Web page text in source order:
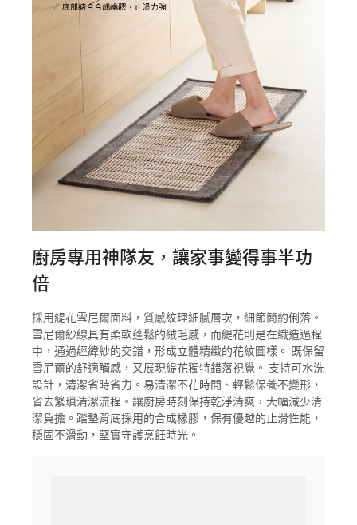
廚房專用神隊友，讓家事變得事半功
倍
採用緹花雪尼爾面料，質感紋理細膩層次，細節簡約俐落。
雪尼爾紗線具有柔軟蓬鬆的絨毛感，而緹花則是在織造過程
中，通過經緯紗的交錯，形成立體精緻的花紋圖樣。 既保留
雪尼爾的舒適觸感，又展現緹花獨特錯落視覺。 支持可水洗
設計，清潔省時省力。易清潔不花時間、輕鬆保養不變形，
省去繁瑣清潔流程。讓廚房時刻保持乾淨清爽，大幅減少清
潔負擔。踏墊背底採用的合成橡膠，保有優越的止滑性能，
穩固不滑動，堅實守護烹飪時光。